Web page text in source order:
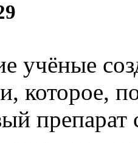
учёные
которое,
препарат